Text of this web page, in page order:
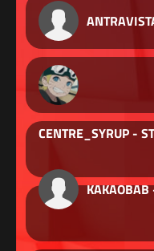
CENTRE_SYRUP -
KAKAOBAB